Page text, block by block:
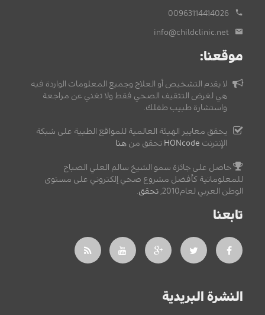
00963114414026
info@childclinic.net
موقعنا:
لا يقدم التشخيص أو العلاج وجميع المعلومات الواردة فيه
هي لغرض التثقيف الصحي فقط ولا تغني عن مراجعة
واستشارة طبيب طفلك.
يحقق معايير الهيئة العالمية للمواقع الطبية على شبكة
الإنترنت HONcode تحقق من هنا
حاصل على جائزة سمو الشيخ سالم العلي الصباح
للمعلوماتية كأفضل مشروع صحي إلكتروني على مستوى
الوطن العربي لعام2010,
تحقق
تابعنا
النشرة البريدية